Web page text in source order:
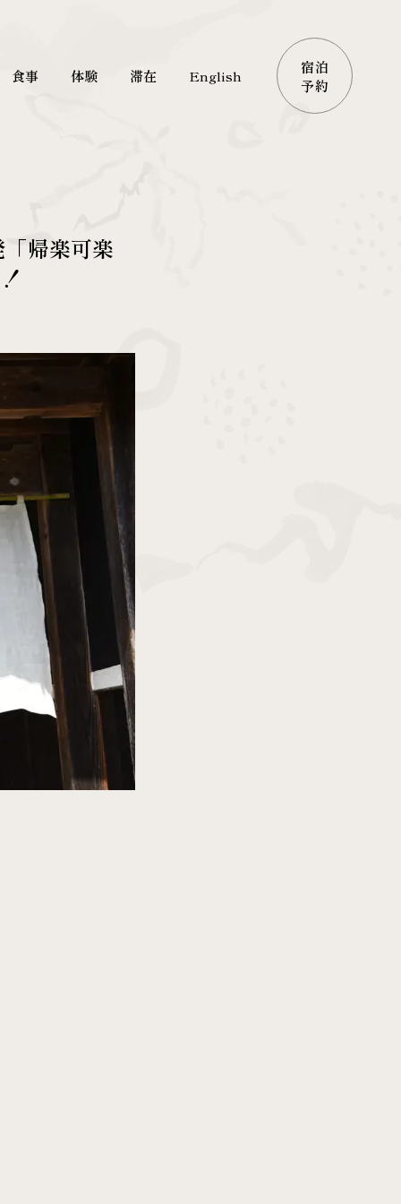
食事 体験 滞在 English
宿泊
予約
帰楽可楽